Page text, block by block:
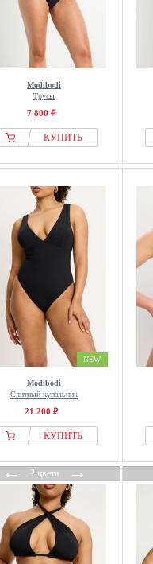
Modibodi
Трусы
7 800 ₽
КУПИТЬ
NEW
Modibodi
Слитный купальник
21 200 ₽
КУПИТЬ
←2 цвета→